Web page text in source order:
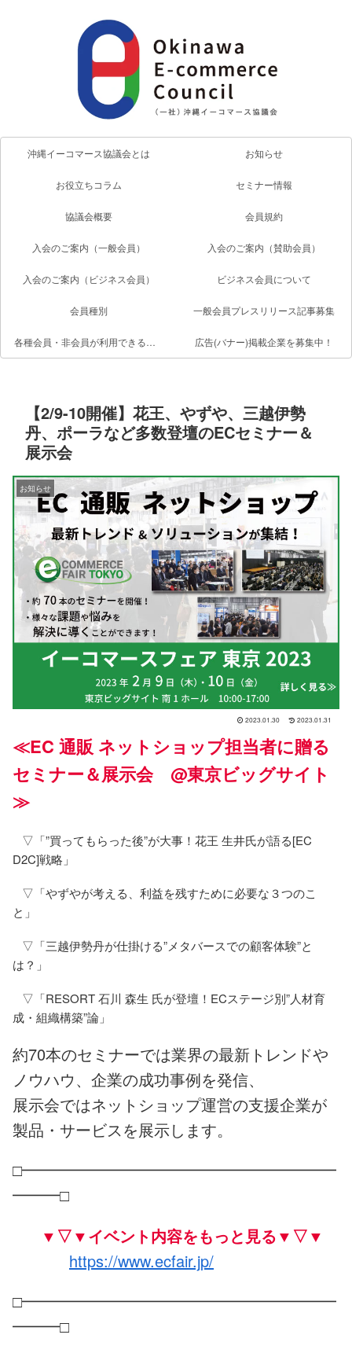
沖縄イーコマース協議会とは お知らせ
お役立ちコラム セミナー情報
協議会概要 会員規約
入会のご案内（一般会員） 入会のご案内（賛助会員）
入会のご案内（ビジネス会員） ビジネス会員について
会員種別 一般会員プレスリリース記事募集
各種会員・非会員が利用できるサービス一覧 広告(バナー)掲載企業を募集中！
【2/9-10開催】花王、やずや、三越伊勢
丹、ポーラなど多数登壇のECセミナー＆
展示会
お知らせ
2023.01.30 2023.01.31
≪EC 通販 ネットショップ担当者に贈る
セミナー＆展示会 @東京ビッグサイト
≫
▽「”買ってもらった後”が大事！花王 生井氏が語る[EC
D2C]戦略」
▽「やずやが考える、利益を残すために必要な３つのこ
と」
▽「三越伊勢丹が仕掛ける”メタバースでの顧客体験”と
は？」
▽「RESORT 石川 森生 氏が登壇！ECステージ別”人材育
成・組織構築”論」
約70本のセミナーでは業界の最新トレンドや
ノウハウ、企業の成功事例を発信、
展示会ではネットショップ運営の支援企業が
製品・サービスを展示します。
□━━━━━━━━━━━━━━━━━━━━
━━━□
▼▽▼イベント内容をもっと見る▼▽▼
https://www.ecfair.jp/
□━━━━━━━━━━━━━━━━━━━━
━━━□